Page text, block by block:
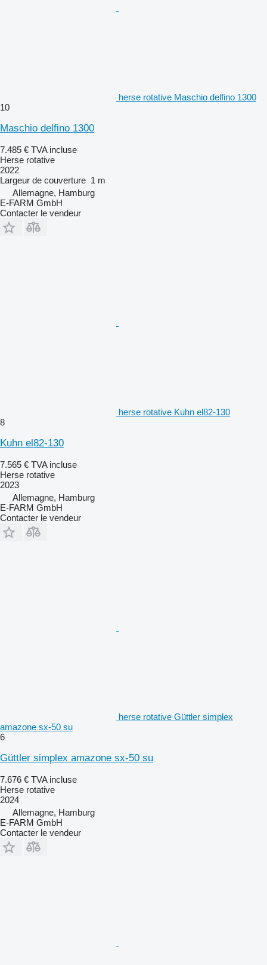
herse rotative Maschio delfino 1300
10
Maschio delfino 1300
7.485 € TVA incluse
Herse rotative
2022
Largeur de couverture 1 m
Allemagne, Hamburg
E-FARM GmbH
Contacter le vendeur
herse rotative Kuhn el82-130
8
Kuhn el82-130
7.565 € TVA incluse
Herse rotative
2023
Allemagne, Hamburg
E-FARM GmbH
Contacter le vendeur
herse rotative Güttler simplex
amazone sx-50 su
6
Güttler simplex amazone sx-50 su
7.676 € TVA incluse
Herse rotative
2024
Allemagne, Hamburg
E-FARM GmbH
Contacter le vendeur